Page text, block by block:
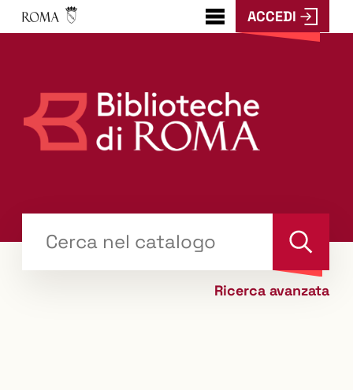
???
menu.button???
ACCEDI
il tuo libro "Catalogo"
Cerca
Ricerca avanzata